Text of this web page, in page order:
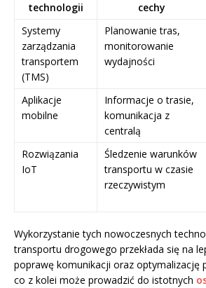
technologii
cechy
Systemy
zarządzania
transportem
(TMS)
Planowanie tras,
monitorowanie
wydajności
Aplikacje
mobilne
Informacje o trasie,
komunikacja z
centralą
Rozwiązania
IoT
Śledzenie warunków
transportu w czasie
rzeczywistym
Wykorzystanie tych nowoczesnych
transportu drogowego przekłada się na
poprawę komunikacji oraz optymalizację
co z kolei może prowadzić do istotnych